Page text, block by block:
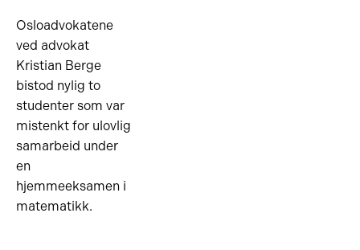
Osloadvokatene
ved advokat
Kristian Berge
bistod nylig to
studenter som var
mistenkt for ulovlig
samarbeid under
en
hjemmeeksamen i
matematikk.